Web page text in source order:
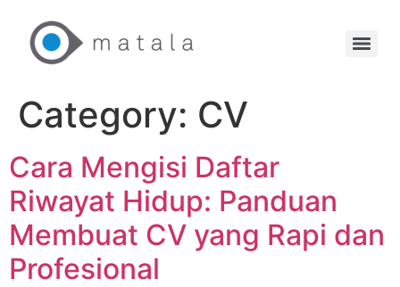
Category: CV
Cara Mengisi Daftar
Riwayat Hidup: Panduan
Membuat CV yang Rapi dan
Profesional